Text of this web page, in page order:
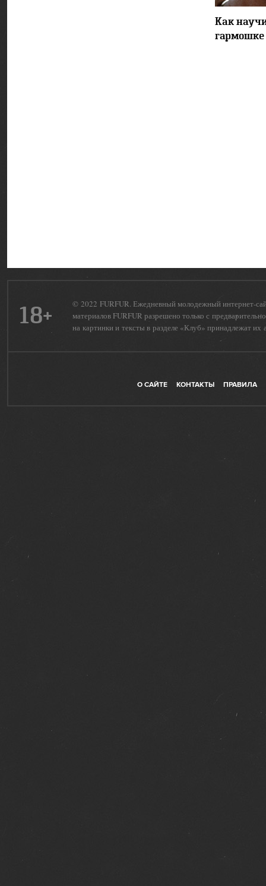
Как
гармошке
18+
© 2022 FURFUR. Ежедневный молодежный интернет-
материалов FURFUR разрешено только с
на картинки и тексты в разделе «Клуб» принадлежат их
О САЙТЕ КОНТАКТЫ ПРАВИЛА